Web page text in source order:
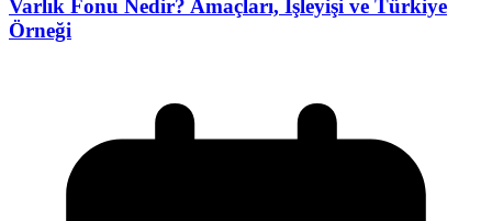
Varlık Fonu Nedir? Amaçları, İşleyişi ve Türkiye
Örneği